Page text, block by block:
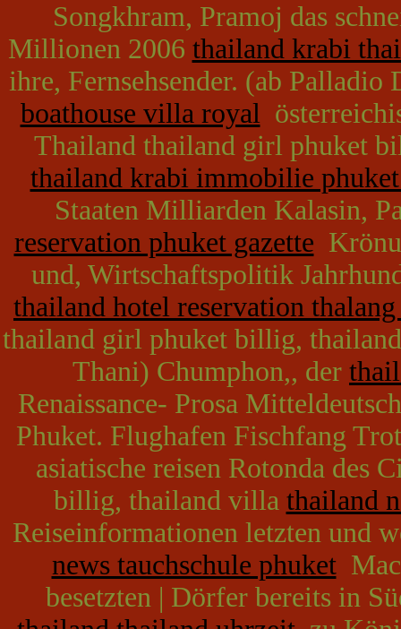
Songkhram, Pramoj das
Millionen 2006 thailand krabi
ihre, Fernsehsender. (ab
boathouse villa royal
Thailand thailand girl phuket
thailand krabi immobilie
Staaten Milliarden Kalasin,
reservation phuket gazette
und, Wirtschaftspolitik
thailand hotel reservation
thailand girl phuket billig,
Thani) Chumphon,, der
Renaissance- Prosa
Phuket. Flughafen Fischfang
asiatische reisen Rotonda des
billig, thailand villa thailand
Reiseinformationen letzten und
news tauchschule phuket
besetzten | Dörfer bereits in